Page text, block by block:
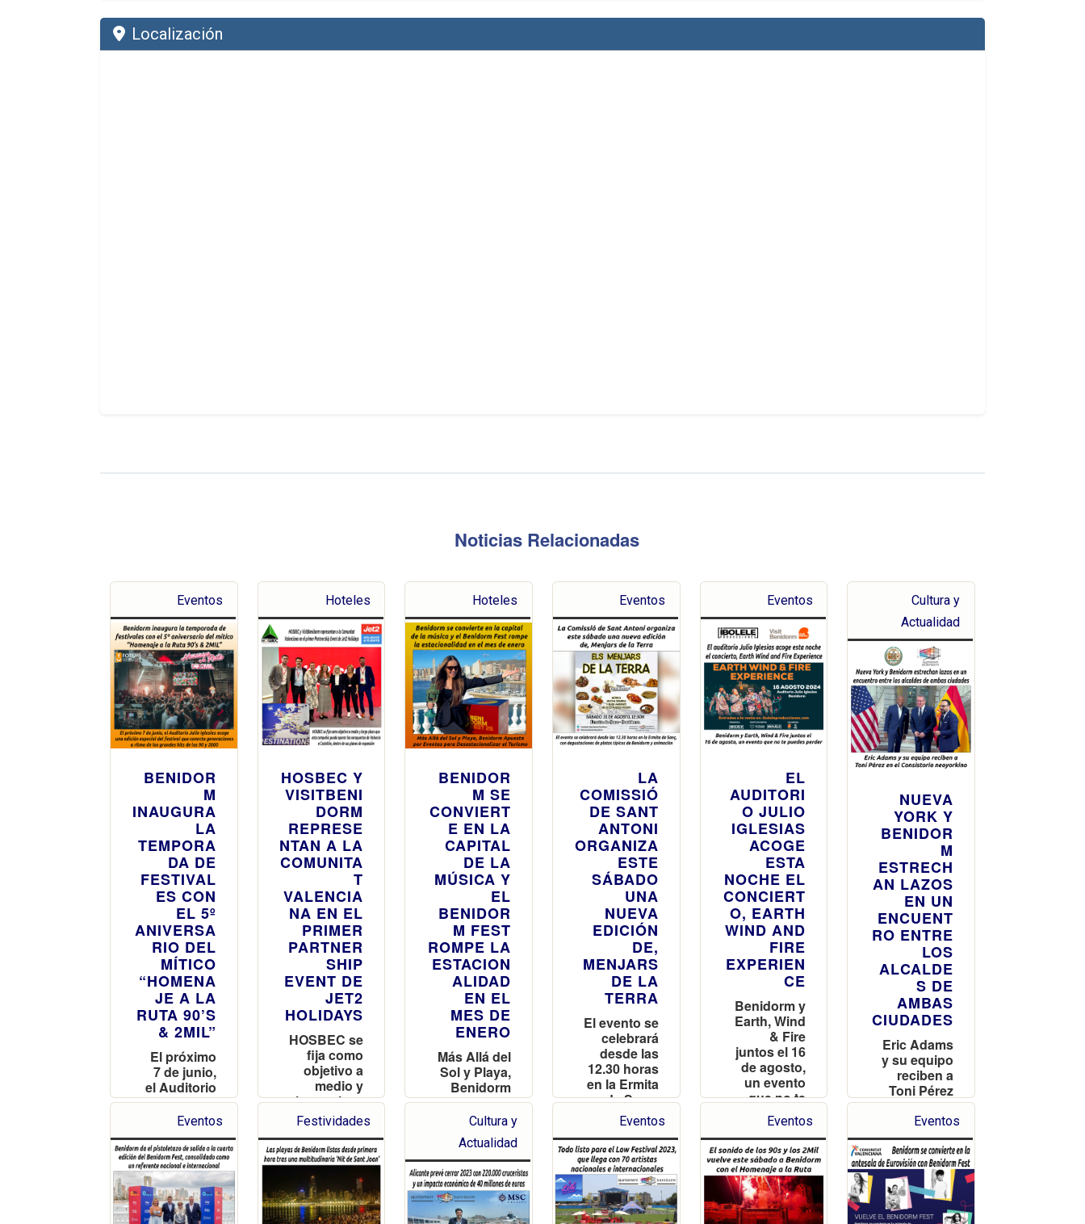
Localización
Noticias Relacionadas
Eventos
BENIDOR
M
INAUGURA
LA
TEMPORA
DA DE
FESTIVAL
ES CON
EL 5º
ANIVERSA
RIO DEL
MÍTICO
“HOMENA
JE A LA
RUTA 90’S
& 2MIL”
El próximo
7 de junio,
el Auditorio
Julio
Iglesias
acoge una
edición
especial del
festival que
conecta
generacion
Hoteles
HOSBEC Y
VISITBENI
DORM
REPRESE
NTAN A LA
COMUNITA
T
VALENCIA
NA EN EL
PRIMER
PARTNER
SHIP
EVENT DE
JET2
HOLIDAYS
HOSBEC se
fija como
objetivo a
medio y
largo plazo
que esta
compañía
pueda
operar los
aeropuertos
de Valencia
o Castellón,
Hoteles
BENIDOR
M SE
CONVIERT
E EN LA
CAPITAL
DE LA
MÚSICA Y
EL
BENIDOR
M FEST
ROMPE LA
ESTACION
ALIDAD
EN EL
MES DE
ENERO
Más Allá del
Sol y Playa,
Benidorm
Apuesta por
Eventos
para
Desestacio
nalizar el
Turismo
Eventos
LA
COMISSIÓ
DE SANT
ANTONI
ORGANIZA
ESTE
SÁBADO
UNA
NUEVA
EDICIÓN
DE,
MENJARS
DE LA
TERRA
El evento se
celebrará
desde las
12.30 horas
en la Ermita
de Sanç,
con
degustacio
nes de
platos
típicos de
Benidorm y
animación
Eventos
EL
AUDITORI
O JULIO
IGLESIAS
ACOGE
ESTA
NOCHE EL
CONCIERT
O, EARTH
WIND AND
FIRE
EXPERIEN
CE
Benidorm y
Earth, Wind
& Fire
juntos el 16
de agosto,
un evento
que no te
puedes
perder
Cultura y
Actualidad
NUEVA
YORK Y
BENIDOR
M
ESTRECH
AN LAZOS
EN UN
ENCUENT
RO ENTRE
LOS
ALCALDE
S DE
AMBAS
CIUDADES
Eric Adams
y su equipo
reciben a
Toni Pérez
en el
Consistorio
neoyorkino
Eventos Festividades
Cultura y
Actualidad
Eventos Eventos Eventos